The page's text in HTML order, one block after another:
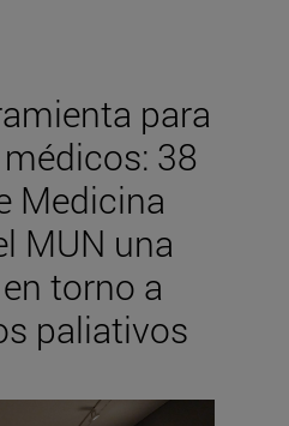
para
38
Medicina
MUN una
torno a
paliativos